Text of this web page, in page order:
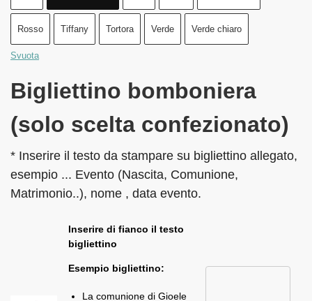
Rosso Tiffany Tortora Verde Verde chiaro
Svuota
Bigliettino bomboniera
(solo scelta confezionato)
* Inserire il testo da stampare su bigliettino allegato,
esempio ... Evento (Nascita, Comunione,
Matrimonio..), nome , data evento.
Inserire di fianco il testo
bigliettino
Esempio bigliettino:
La comunione di Gioele